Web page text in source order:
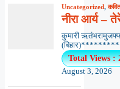
Uncategorized,
नीरा आर्य –
कुमारी
Total Views :
August 3, 2026